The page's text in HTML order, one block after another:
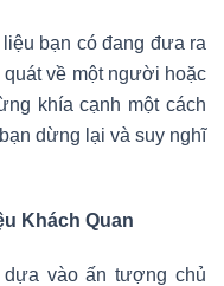
bạn có đang đưa ra
về một người hoặc
khía cạnh một cách
dừng lại và suy nghĩ
Khách Quan
vào ấn tượng chủ